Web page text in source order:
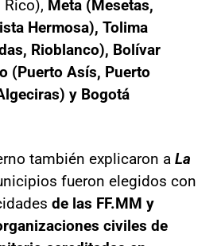
Rico), Meta (Mesetas,
Hermosa), Tolima
Rioblanco), Bolívar
(Puerto Asís, Puerto
y Bogotá
también explicaron a La
fueron elegidos con
de las FF.MM y
civiles de